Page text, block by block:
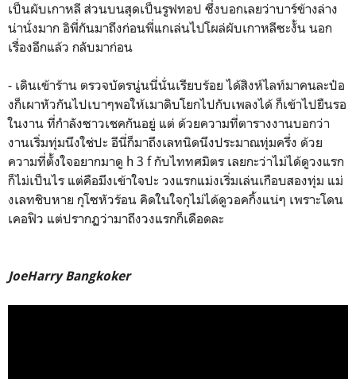
เป็นผับเกาหลี ส่วนบนสุดเป็นรูฟทอป ซึ่งบอกเลยว่าบาร์ข้างล่าง
น่านั่งมาก อิพี่กันมาถึงก่อนพี่แกเล่นไปโผล่ผับเกาหลีซะงั้น นอก
เรื่องอีกแล้ว กลับมาก่อน
- เดินเข้าร้าน ตรวจบัตรนู่นนี่นั่นเรียบร้อย ได้สิงห์ไลท์มาคนละป๋อ
งก็เผาหัวกันไปเบาๆพอให้เมาดิบโยกไปกับเพลงได้ ก็เข้าไปยืนรอ
ในงาน ที่กำลังซาวเชคกันอยู่ แต่ ด้วยความที่ตารางงานบอกว่า
งานเริ่มทุ่มนึงใช่ปะ อีนี่ก็มาถึงเลทนิดนึงประมาณทุ่มครึ่ง ด้วย
ความที่ตั้งใจอยากมาดู h 3 f กับไททศมิตร เลยกะว่าไม่ได้ดูวงแรก
ก็ไม่เป็นไร แต่คือมึงเข้าใจปะ วงแรกแม่งเริ่มเล่นเกือบสองทุ่ม แม่
งเลทชิบหาย กุโซหัวร้อน คิดในใจกุไม่ได้ดูวอคกิ้งแน่ๆ เพราะโดน
เคอฟิว แต่ปรากฏว่ามาถึงวงแรกก็เดือดละ
JoeHarry Bangkoker